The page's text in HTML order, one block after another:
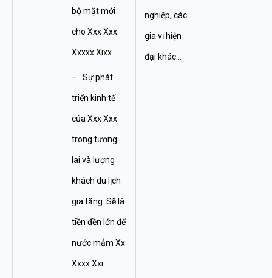
bộ mặt mới
cho Xxx Xxx
Xxxxx Xixx.
– Sự phát
triển kinh tế
của Xxx Xxx
trong tương
lai và lượng
khách du lịch
gia tăng. Sẽ là
tiền đền lớn để
nước mắm Xx
Xxxx Xxi
nghiệp, các
gia vị hiện
đại khác…